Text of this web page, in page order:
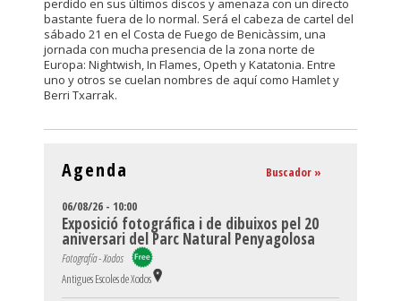
perdido en sus últimos discos y amenaza con un directo
bastante fuera de lo normal. Será el cabeza de cartel del
sábado 21 en el Costa de Fuego de Benicàssim, una
jornada con mucha presencia de la zona norte de
Europa: Nightwish, In Flames, Opeth y Katatonia. Entre
uno y otros se cuelan nombres de aquí como Hamlet y
Berri Txarrak.
Agenda Buscador »
06/08/26 - 10:00
Exposició fotográfica i de dibuixos pel 20
aniversari del Parc Natural Penyagolosa
Fotografía - Xodos
Antigues Escoles de Xodos